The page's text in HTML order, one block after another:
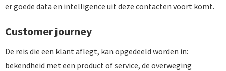
er goede data en intelligence uit deze contacten voort komt.
Customer journey
De reis die een klant aflegt, kan opgedeeld worden in:
bekendheid met een product of service, de overweging